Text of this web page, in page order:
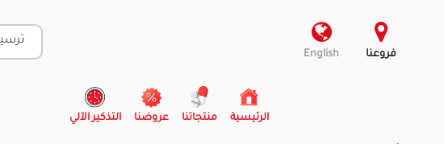
فروعنا English
الرئيسية
(current) منتجاتنا عروضنا التذكير الآلي